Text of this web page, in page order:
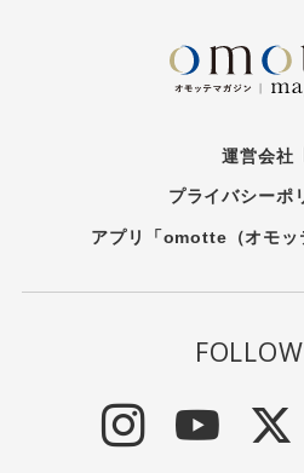
運営会社
プライバシーポ
アプリ「omotte（オモッ